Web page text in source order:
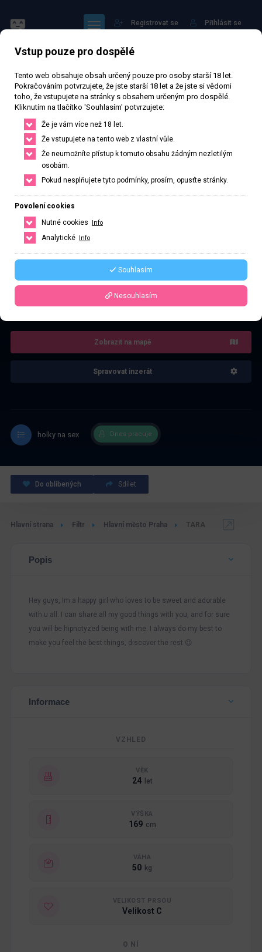
Přihlásit se
Registrovat se
TARA
59 104 zhlédnutí
let 169
Praha, Hlavní město Praha, Česká republika
Řekněte že voláte z webu www.privatzone.com
Zobrazit na mapě
Spravovat inzerát
holky na sex Dnes pracuje
Do oblíbených Sdílet
Hlavní strana Filtr Hlavní město Praha TARA
Popis
Hey guys, Im a happy girl who loves to be sweet and adorable
with u all. I can share all my good things with you, and for sure
you will be hipnotyzed being with me. I always do my best to
make you feel the best things, discover the rest 😉
Informace
VZHLED
VĚK
24 let
VÝŠKA
169 cm
VÁHA
50 kg
VELIKOST PRSOU
Velikost C
O NÍ
Vstup pouze pro dospělé
Tento web obsahuje obsah určený pouze pro osoby starší 18 let.
Pokračováním potvrzujete, že jste starší 18 let a že jste si vědomi
toho, že vstupujete na stránky s obsahem určeným pro dospělé.
Kliknutím na tlačítko 'Souhlasím' potvrzujete:
Že je vám více než 18 let.
Že vstupujete na tento web z vlastní vůle.
Že neumožníte přístup k tomuto obsahu žádným nezletilým
osobám.
Pokud nesplňujete tyto podmínky, prosím, opusťte stránky.
Povolení cookies
Nutné cookies
Info
Analytické Info
Souhlasím
Nesouhlasím